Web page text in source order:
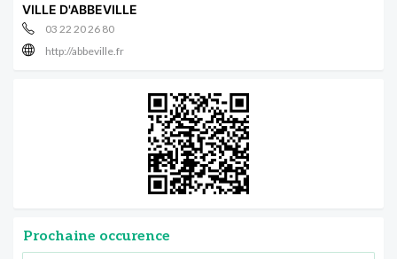
VILLE D'ABBEVILLE
03 22 20 26 80
http://abbeville.fr
Prochaine occurence